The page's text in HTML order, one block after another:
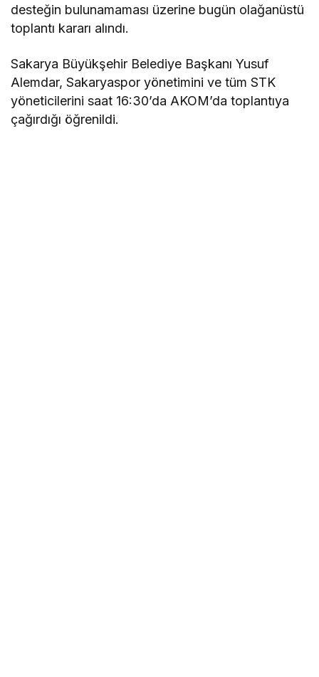
desteğin bulunamaması üzerine bugün olağanüstü
toplantı kararı alındı.
Sakarya Büyükşehir Belediye Başkanı Yusuf
Alemdar, Sakaryaspor yönetimini ve tüm STK
yöneticilerini saat 16:30’da AKOM’da toplantıya
çağırdığı öğrenildi.